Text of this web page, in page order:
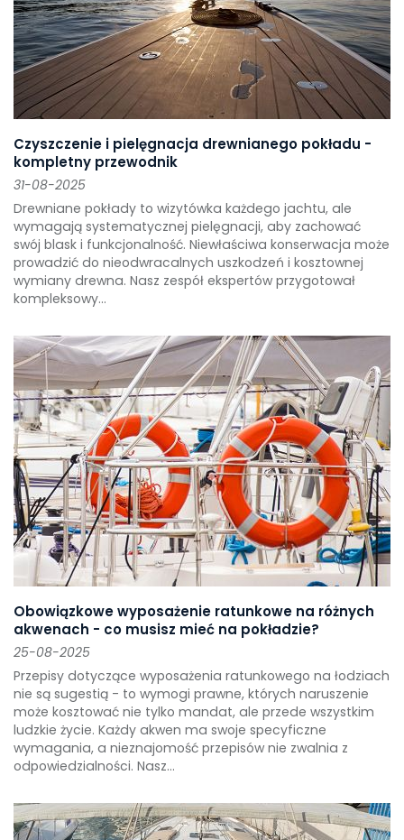
Czyszczenie i pielęgnacja drewnianego pokładu -
kompletny przewodnik
31-08-2025
Drewniane pokłady to wizytówka każdego jachtu, ale
wymagają systematycznej pielęgnacji, aby zachować
swój blask i funkcjonalność. Niewłaściwa konserwacja może
prowadzić do nieodwracalnych uszkodzeń i kosztownej
wymiany drewna. Nasz zespół ekspertów przygotował
kompleksowy...
Obowiązkowe wyposażenie ratunkowe na różnych
akwenach - co musisz mieć na pokładzie?
25-08-2025
Przepisy dotyczące wyposażenia ratunkowego na łodziach
nie są sugestią - to wymogi prawne, których naruszenie
może kosztować nie tylko mandat, ale przede wszystkim
ludzkie życie. Każdy akwen ma swoje specyficzne
wymagania, a nieznajomość przepisów nie zwalnia z
odpowiedzialności. Nasz...